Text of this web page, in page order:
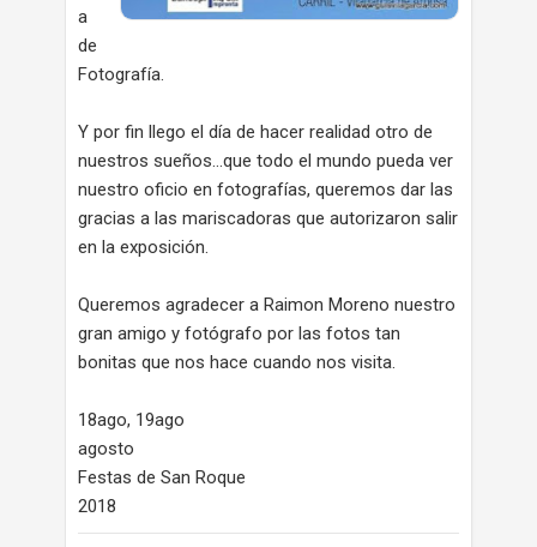
a
de
Fotografía.
Y por fin llego el día de hacer realidad otro de
nuestros sueños...que todo el mundo pueda ver
nuestro oficio en fotografías, queremos dar las
gracias a las mariscadoras que autorizaron salir
en la exposición.
Queremos agradecer a Raimon Moreno nuestro
gran amigo y fotógrafo por las fotos tan
bonitas que nos hace cuando nos visita.
18ago, 19ago
agosto
Festas de San Roque
2018